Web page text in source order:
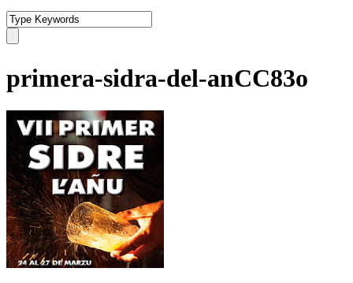
primera-sidra-del-anCC83o